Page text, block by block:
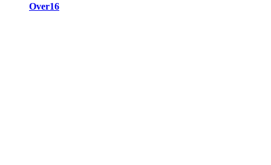
Over16